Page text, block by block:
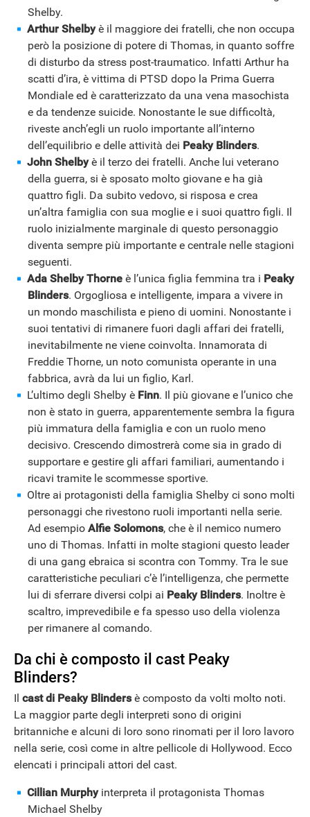
Shelby.
Arthur Shelbyè il maggiore dei fratelli, che non occupa
però la posizione di potere di Thomas, in quanto soffre
di disturbo da stress post-traumatico. Infatti Arthur ha
scatti d’ira, è vittima di PTSD dopo la Prima Guerra
Mondiale ed è caratterizzato da una vena masochista
e da tendenze suicide. Nonostante le sue difficoltà,
riveste anch’egli un ruolo importante all’interno
dell’equilibrio e delle attività dei Peaky Blinders.
John Shelbyè il terzo dei fratelli. Anche lui veterano
della guerra, si è sposato molto giovane e ha già
quattro figli. Da subito vedovo, si risposa e crea
un’altra famiglia con sua moglie e i suoi quattro figli. Il
ruolo inizialmente marginale di questo personaggio
diventa sempre più importante e centrale nelle stagioni
seguenti.
Ada Shelby Thorne è l’unica figlia femmina tra i Peaky
Blinders. Orgogliosa e intelligente, impara a vivere in
un mondo maschilista e pieno di uomini. Nonostante i
suoi tentativi di rimanere fuori dagli affari dei fratelli,
inevitabilmente ne viene coinvolta. Innamorata di
Freddie Thorne, un noto comunista operante in una
fabbrica, avrà da lui un figlio, Karl.
L’ultimo degli Shelby è Finn. Il più giovane e l’unico che
non è stato in guerra, apparentemente sembra la figura
più immatura della famiglia e con un ruolo meno
decisivo. Crescendo dimostrerà come sia in grado di
supportare e gestire gli affari familiari, aumentando i
ricavi tramite le scommesse sportive.
Oltre ai protagonisti della famiglia Shelby ci sono molti
personaggi che rivestono ruoli importanti nella serie.
Ad esempio Alfie Solomons, che è il nemico numero
uno di Thomas. Infatti in molte stagioni questo leader
di una gang ebraica si scontra con Tommy. Tra le sue
caratteristiche peculiari c’è l’intelligenza, che permette
lui di sferrare diversi colpi ai Peaky Blinders. Inoltre è
scaltro, imprevedibile e fa spesso uso della violenza
per rimanere al comando.
Da chi è composto il cast Peaky
Blinders?
Il cast di Peaky Blindersè composto da volti molto noti.
La maggior parte degli interpreti sono di origini
britanniche e alcuni di loro sono rinomati per il loro lavoro
nella serie, così come in altre pellicole di Hollywood. Ecco
elencati i principali attori del cast.
Cillian Murphyinterpreta il protagonista Thomas
Michael Shelby